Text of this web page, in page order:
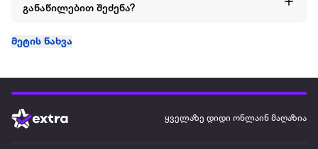
განაწილებით შეძენა?
მეტის ნახვა
ყველაზე დიდი ონლაინ მაღაზია